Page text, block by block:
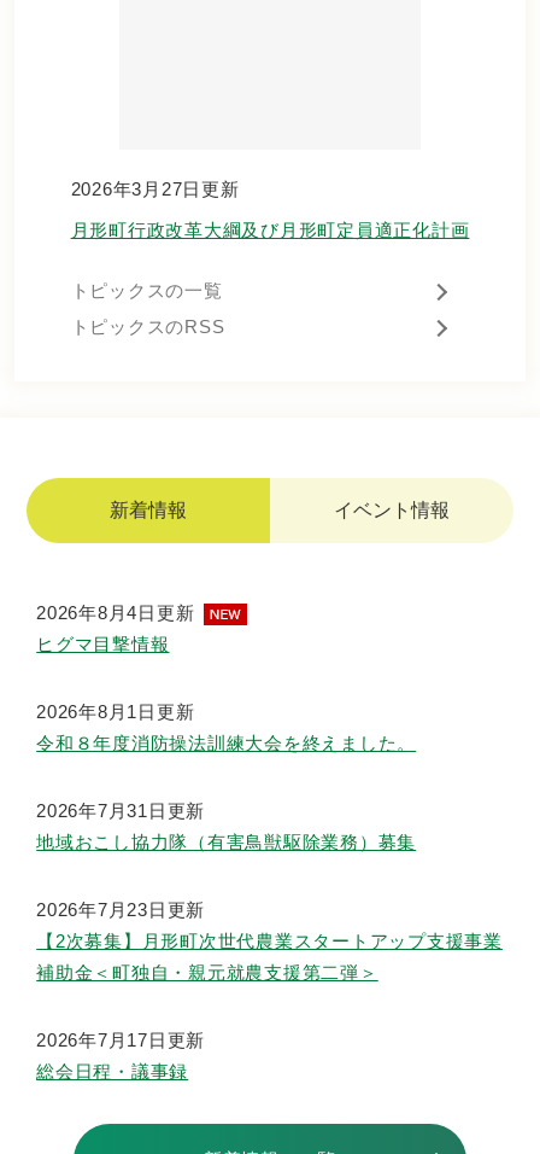
2026年3月27日更新
月形町行政改革大綱及び月形町定員適正化計画
トピックスの一覧
トピックスのRSS
新着情報 イベント情報
着
情
報
2026年8月4日更新
ヒグマ目撃情報
2026年8月1日更新
令和８年度消防操法訓練大会を終えました。
2026年7月31日更新
地域おこし協力隊（有害鳥獣駆除業務）募集
2026年7月23日更新
【2次募集】月形町次世代農業スタートアップ支援事業
補助金＜町独自・親元就農支援第二弾＞
2026年7月17日更新
総会日程・議事録